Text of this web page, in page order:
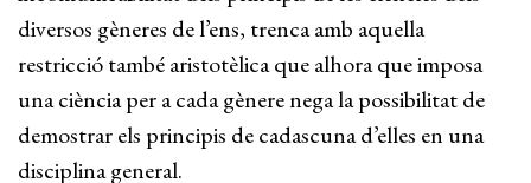
diversos gèneres de l’ens, trenca amb aquella
restricció també aristotèlica que alhora que imposa
una ciència per a cada gènere nega la possibilitat de
demostrar els principis de cadascuna d’elles en una
disciplina general.